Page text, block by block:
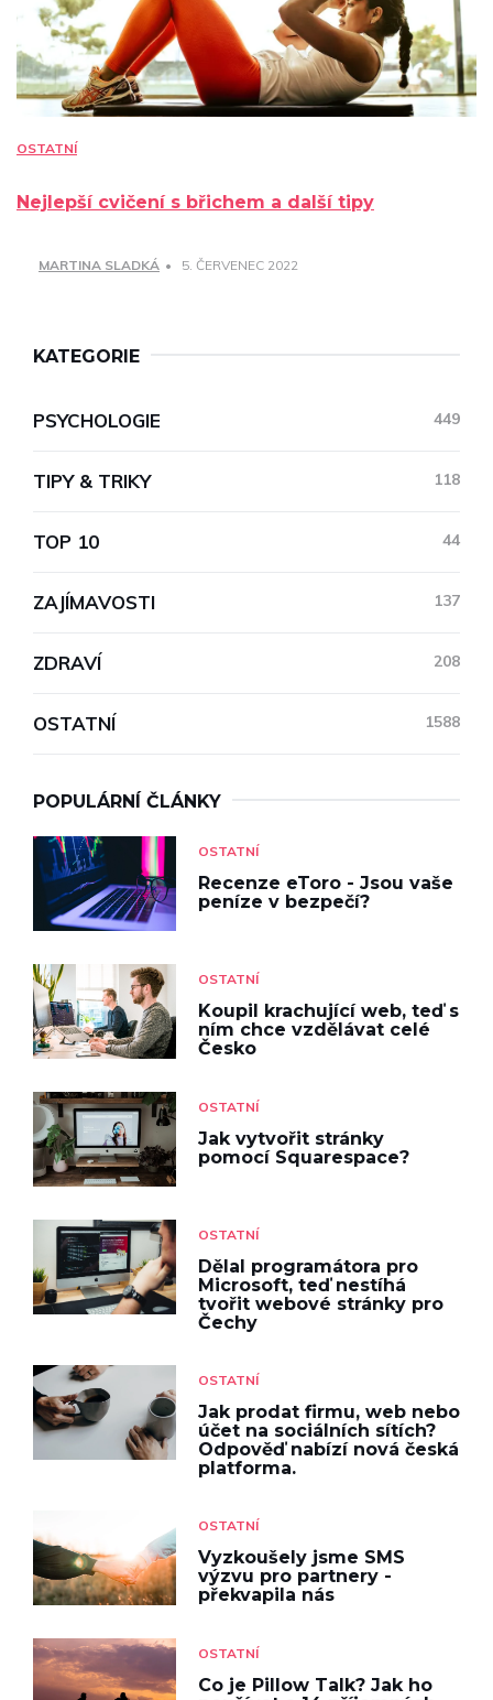
OSTATNÍ
Nejlepší cvičení s břichem a další tipy
MARTINA SLADKÁ 5. ČERVENEC 2022
KATEGORIE
PSYCHOLOGIE 449
TIPY & TRIKY 118
TOP 10 44
ZAJÍMAVOSTI 137
ZDRAVÍ 208
OSTATNÍ 1588
POPULÁRNÍ ČLÁNKY
OSTATNÍ
Recenze eToro - Jsou vaše
peníze v bezpečí?
OSTATNÍ
Koupil krachující web, teď s
ním chce vzdělávat celé
Česko
OSTATNÍ
Jak vytvořit stránky
pomocí Squarespace?
OSTATNÍ
Dělal programátora pro
Microsoft, teď nestíhá
tvořit webové stránky pro
Čechy
OSTATNÍ
Jak prodat firmu, web nebo
účet na sociálních sítích?
Odpověď nabízí nová česká
platforma.
OSTATNÍ
Vyzkoušely jsme SMS
výzvu pro partnery -
překvapila nás
OSTATNÍ
Co je Pillow Talk? Jak ho